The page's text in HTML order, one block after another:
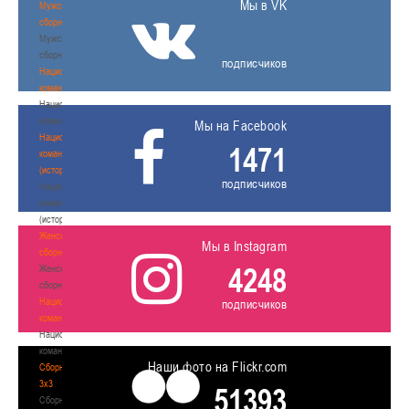
Мужские
сборные
Мужские
сборные
Национальная
команда
Национальная
команда
Национальная
команда
(история)
Национальная
команда
(история)
Женские
сборные
Женские
сборные
Национальная
команда
Национальная
команда
Сборные
3х3
Сборные
Мы в VK
подписчиков
Мы на Facebook
1471
подписчиков
Мы в Instagram
4248
подписчиков
Наши фото на Flickr.com
51393